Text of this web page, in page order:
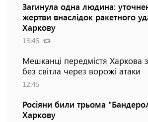
Загинула одна людина:
жертви внаслідок ракетного
Харкову
13:45
Мешканці передмістя Харкова
без світла через ворожі атаки
12:45
Росіяни били трьома
Харкову